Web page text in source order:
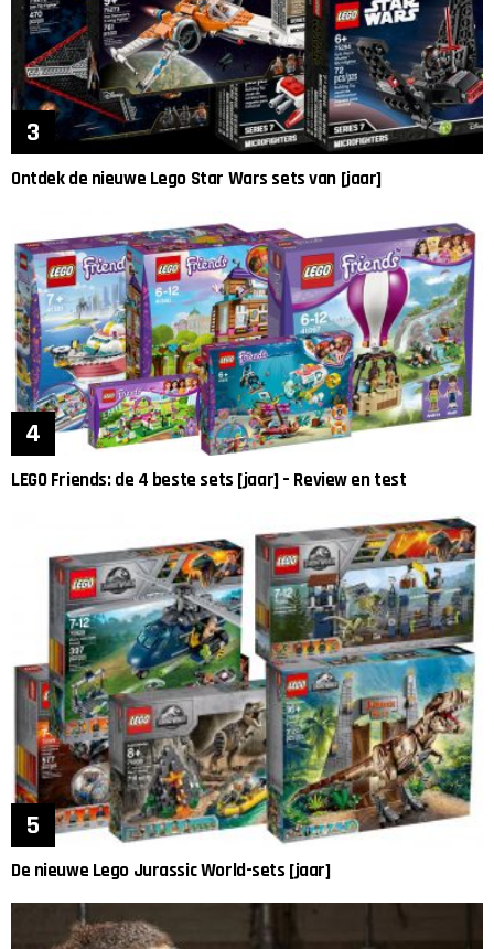
Ontdek de nieuwe Lego Star Wars sets van [jaar]
LEGO Friends: de 4 beste sets [jaar] – Review en test
De nieuwe Lego Jurassic World-sets [jaar]